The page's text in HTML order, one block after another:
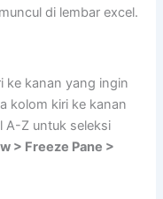
di lembar excel.
ke kanan yang ingin
kolom kiri ke kanan
A-Z untuk seleksi
> Freeze Pane >